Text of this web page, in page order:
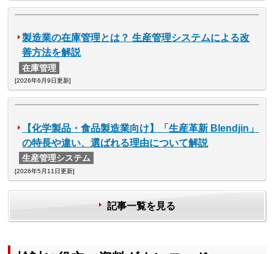
製造業の在庫管理とは？ 生産管理システムによる改
善方法を解説
在庫管理
[2026年6月9日更新]
【化学製品・食品製造業向け】「生産革新 Blendjin」
の特長や違い、選ばれる理由について解説
生産管理システム
[2026年5月11日更新]
記事一覧を見る